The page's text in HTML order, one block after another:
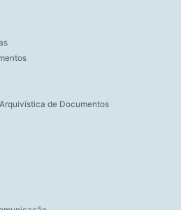
de Documentos